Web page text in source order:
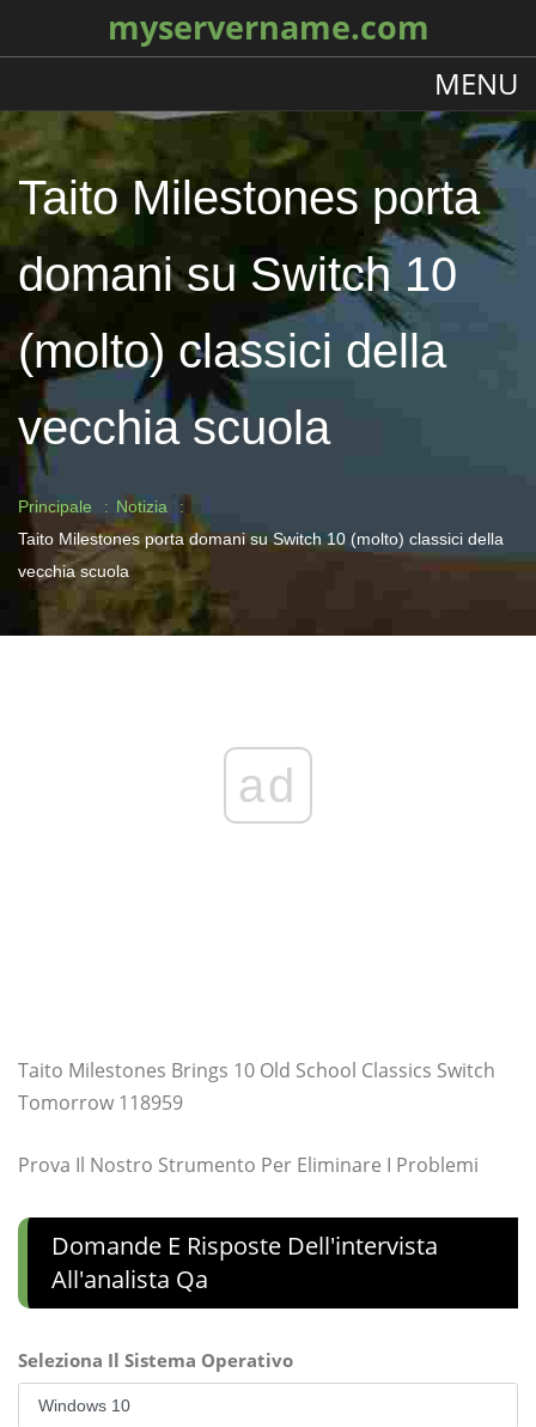
myservername.com
MENU
Taito Milestones porta
domani su Switch 10
(molto) classici della
vecchia scuola
Principale
Notizia
Taito Milestones porta domani su Switch 10 (molto) classici della
vecchia scuola
ad
Taito Milestones Brings 10 Old School Classics Switch
Tomorrow 118959
Prova Il Nostro Strumento Per Eliminare I Problemi
Domande E Risposte Dell'intervista
All'analista Qa
Seleziona Il Sistema Operativo